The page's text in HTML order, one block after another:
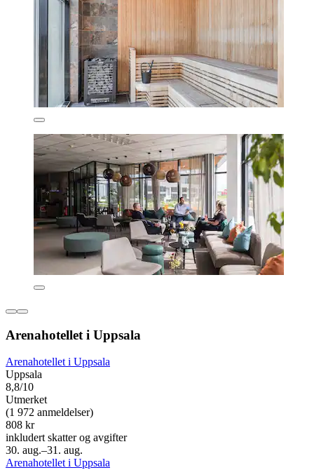
Arenahotellet i Uppsala
Arenahotellet i Uppsala
Uppsala
8,8/10
Utmerket
(1 972 anmeldelser)
808 kr
inkludert skatter og avgifter
30. aug.–31. aug.
Arenahotellet i Uppsala